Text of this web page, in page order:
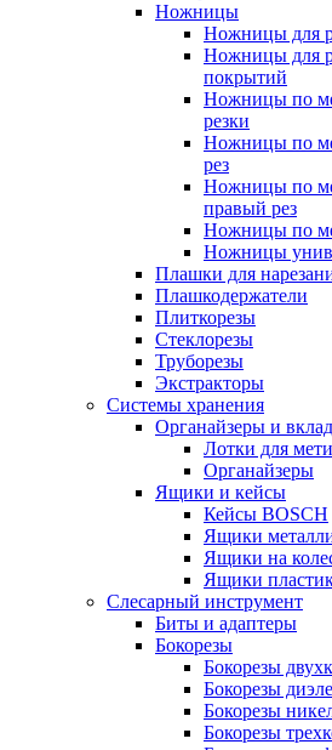
Ножницы
Ножницы для
Ножницы для
покрытий
Ножницы по
резки
Ножницы по
рез
Ножницы по
правый рез
Ножницы по
Ножницы
Плашки для
Плашкодержатели
Плиткорезы
Стеклорезы
Труборезы
Экстракторы
Системы хранения
Органайзеры и
Лотки для
Органайзеры
Ящики и кейсы
Кейсы BOSCH
Ящики
Ящики на
Ящики
Слесарный инструмент
Биты и адаптеры
Бокорезы
Бокорезы
Бокорезы
Бокорезы
Бокорезы